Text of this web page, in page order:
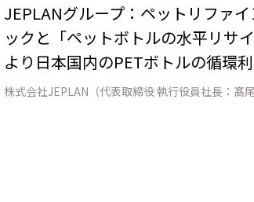
JEPLANグループ：ペットリファ
ックと「ペットボトルの水平リサ
より日本国内のPETボトルの循環